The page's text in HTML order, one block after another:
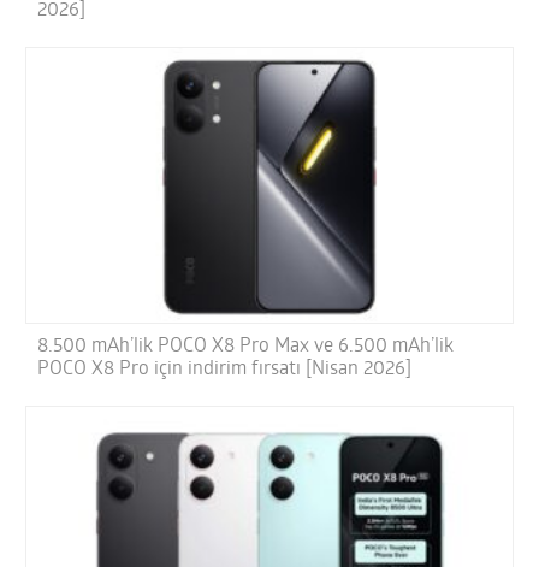
2026]
8.500 mAh’lik POCO X8 Pro Max ve 6.500 mAh’lik
POCO X8 Pro için indirim fırsatı [Nisan 2026]